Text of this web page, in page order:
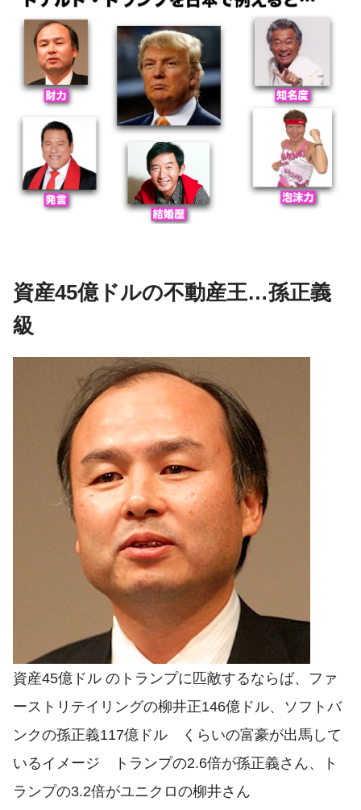
資産45億ドルの不動産王…孫正義
級
資産45億ドル のトランプに匹敵するならば、ファ
ーストリテイリングの柳井正146億ドル、ソフトバ
ンクの孫正義117億ドル くらいの富豪が出馬して
いるイメージ トランプの2.6倍が孫正義さん、ト
ランプの3.2倍がユニクロの柳井さん